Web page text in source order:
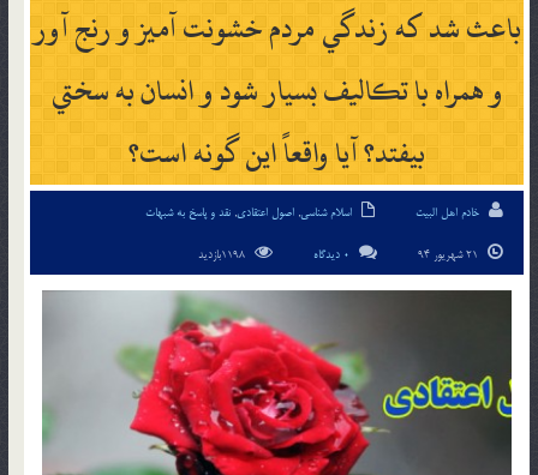
باعث شد كه زندگي مردم خشونت آميز و رنج آور
و همراه با تكاليف بسيار شود و انسان به سختي
بيفتد؟ آيا واقعاً اين گونه است؟
خادم اهل البیت اسلام شناسی, اصول اعتقادی, نقد و پاسخ به شبهات
0 دیدگاه